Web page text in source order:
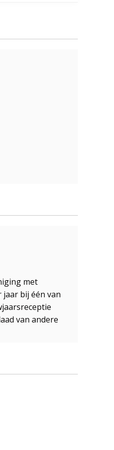
met
bij één van
van andere